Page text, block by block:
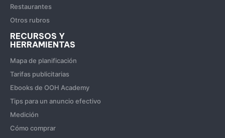
Restaurantes
Otros rubros
RECURSOS Y
HERRAMIENTAS
Mapa de planificación
Tarifas publicitarias
Ebooks de OOH Academy
Tips para un anuncio efectivo
Medición
Cómo comprar